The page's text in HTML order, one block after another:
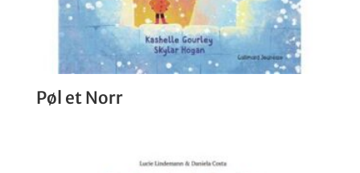
Pøl et Norr